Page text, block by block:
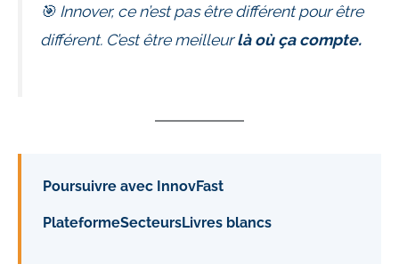
🎯 Innover, ce n’est pas être différent pour être
différent. C’est être meilleurlà où ça compte.
Poursuivre avec InnovFast
PlateformeSecteursLivres blancs